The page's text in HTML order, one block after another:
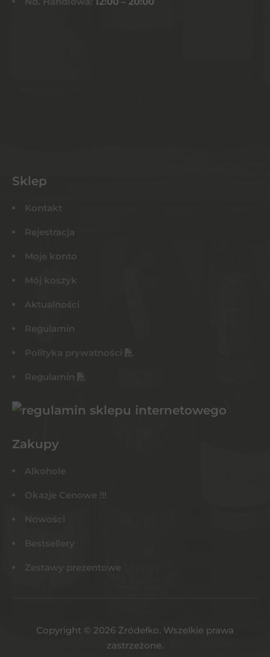
Sklep
Kontakt
Rejestracja
Moje konto
Mój koszyk
Aktualności
Regulamin
Polityka prywatności
Regulamin
Zakupy
Alkohole
Okazje Cenowe !!!
Nowości
Bestsellery
Zestawy prezentowe
Copyright © 2026 Żródełko. Wszelkie prawa
zastrzeżone.